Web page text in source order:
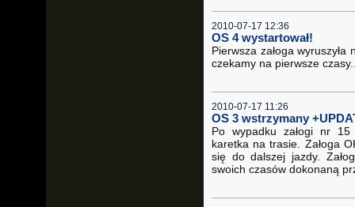
2010-07-17 12:36
OS 4 wystartował!
Pierwsza załoga
czekamy na pierwsze
2010-07-17 11:26
OS 3 wstrzymany
Po wypadku załogi nr 15
karetka na trasie. Załoga
się do dalszej jazdy.
swoich czasów dokonaną